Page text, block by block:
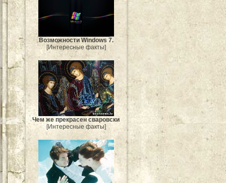
Возможности Windows 7.
[Интересные факты]
Чем же прекрасен сваровски
[Интересные факты]